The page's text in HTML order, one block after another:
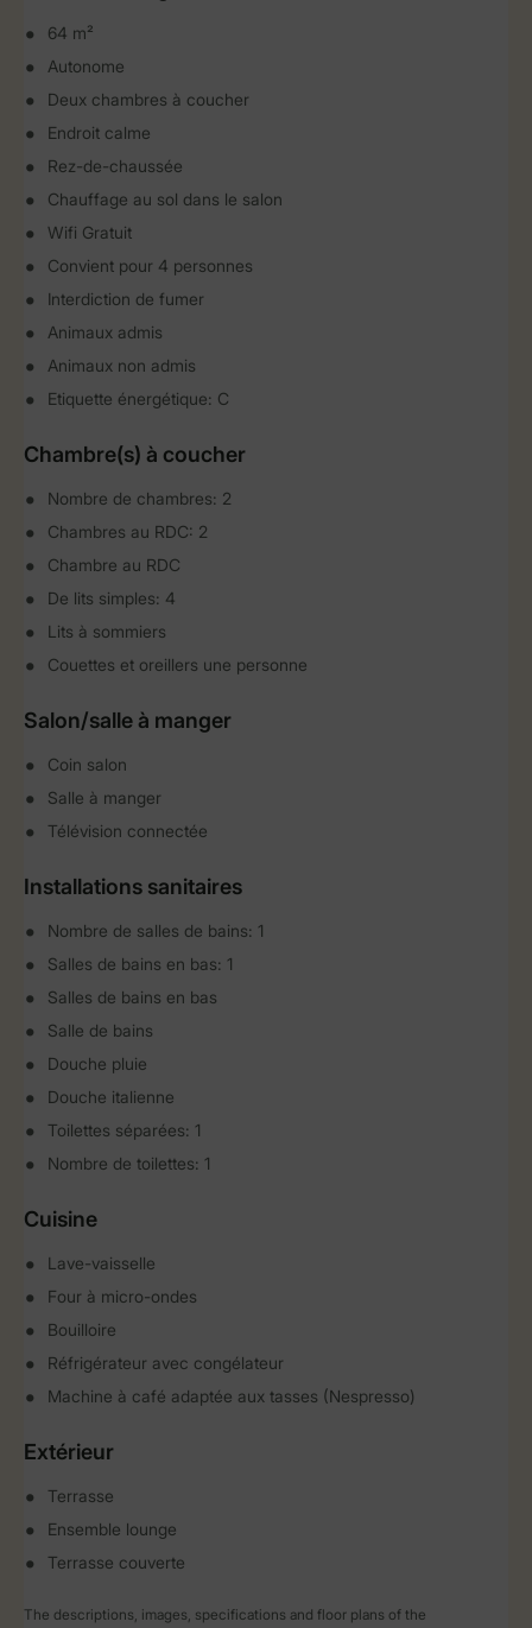
64 m²
Autonome
Deux chambres à coucher
Endroit calme
Rez-de-chaussée
Chauffage au sol dans le salon
Wifi Gratuit
Convient pour 4 personnes
Interdiction de fumer
Animaux admis
Animaux non admis
Etiquette énergétique: C
Chambre(s) à coucher
Nombre de chambres: 2
Chambres au RDC: 2
Chambre au RDC
De lits simples: 4
Lits à sommiers
Couettes et oreillers une personne
Salon/salle à manger
Coin salon
Salle à manger
Télévision connectée
Installations sanitaires
Nombre de salles de bains: 1
Salles de bains en bas: 1
Salles de bains en bas
Salle de bains
Douche pluie
Douche italienne
Toilettes séparées: 1
Nombre de toilettes: 1
Cuisine
Lave-vaisselle
Four à micro-ondes
Bouilloire
Réfrigérateur avec congélateur
Machine à café adaptée aux tasses (Nespresso)
Extérieur
Terrasse
Ensemble lounge
Terrasse couverte
The descriptions, images, specifications and floor plans of the